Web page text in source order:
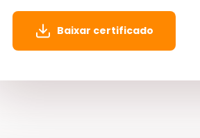
Baixar certificado